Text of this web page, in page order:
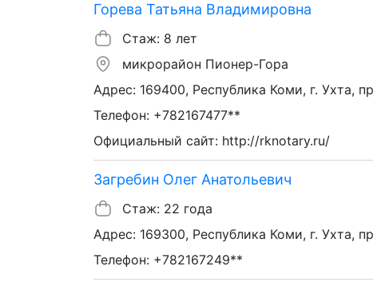
Горева Татьяна Владимировна
Стаж: 8 лет
микрорайон Пионер-Гора
Адрес: 169400, Республика Коми, г. Ухта,
Телефон: +782167477**
Официальный сайт: http://rknotary.ru/
Загребин Олег Анатольевич
Стаж: 22 года
Адрес: 169300, Республика Коми, г. Ухта,
Телефон: +782167249**